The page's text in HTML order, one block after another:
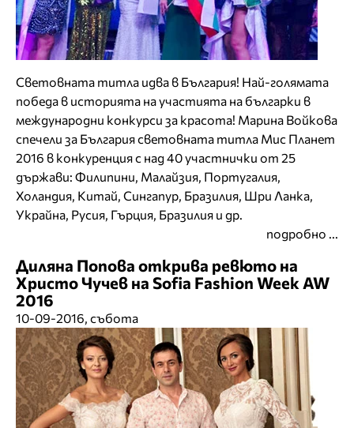
Световната титла идва в България! Най-голямата
победа в историята на участията на българки в
международни конкурси за красота! Марина Войкова
спечели за България световната титла Мис Планет
2016 в конкуренция с над 40 участнички от 25
държави: Филипини, Малайзия, Португалия,
Холандия, Китай, Сингапур, Бразилия, Шри Ланка,
Украйна, Русия, Гърция, Бразилия и др.
подробно ...
Диляна Попова открива ревюто на
Христо Чучев на Sofia Fashion Week AW
2016
10-09-2016, събота